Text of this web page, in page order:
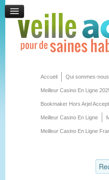
Accueil Qui sommes-nous
Meilleur Casino En Ligne
Bookmaker Hors Arjel
Meilleur Casino En Ligne
Meilleur Casino En Ligne